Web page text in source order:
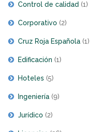
Control de calidad (1)
Corporativo (2)
Cruz Roja Española (1)
Edificación (1)
Hoteles (5)
Ingeniería (9)
Jurídico (2)